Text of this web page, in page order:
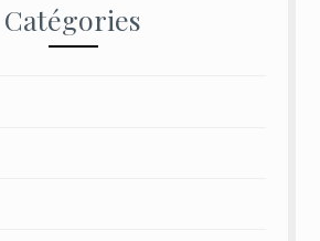
Catégories